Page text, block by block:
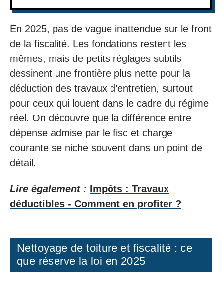
En 2025, pas de vague inattendue sur le front
de la fiscalité. Les fondations restent les
mêmes, mais de petits réglages subtils
dessinent une frontière plus nette pour la
déduction des travaux d’entretien, surtout
pour ceux qui louent dans le cadre du régime
réel. On découvre que la différence entre
dépense admise par le fisc et charge
courante se niche souvent dans un point de
détail.
Lire également : Impôts : Travaux
déductibles - Comment en profiter ?
Nettoyage de toiture et fiscalité : ce
que réserve la loi en 2025